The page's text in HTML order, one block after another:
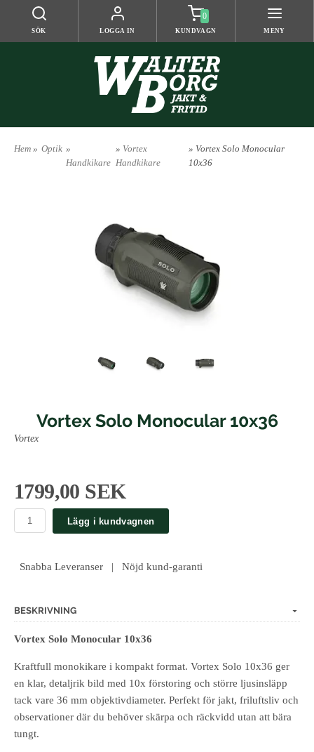
SÖK LOGGA IN
0
KUNDVAGN MENY
Hem » Optik »
Handkikare
» Vortex
Handkikare
» Vortex Solo Monocular
10x36
Vortex Solo Monocular 10x36
Vortex
1799,00 SEK
Lägg i kundvagnen
Snabba Leveranser | Nöjd kund-garanti
BESKRIVNING
Vortex Solo Monocular 10x36
Kraftfull monokikare i kompakt format. Vortex Solo 10x36 ger
en klar, detaljrik bild med 10x förstoring och större ljusinsläpp
tack vare 36 mm objektivdiameter. Perfekt för jakt, friluftsliv och
observationer där du behöver skärpa och räckvidd utan att bära
tungt.